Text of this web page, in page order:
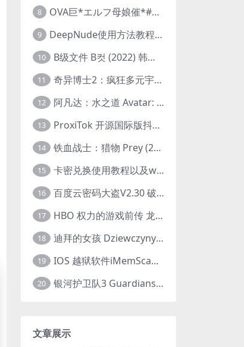
8 OVA巨*エルフ母娘催*#1エルフの国を蹂*する男。汚された女王と姫
9 DeepNude使用方法教程FAQ
10 B级文件 B컷 (2022) 韩国大尺度剧情电影 1080P 中字
11 奇异博士2：疯狂多元宇宙 Doctor Strange in the Multiverse of Madness (2022) 高清版1080p
12 阿凡达：水之道 Avatar: The Way of Water (2022) 1080p 2k 4k 中文字幕
13 ProxiTok 开源国际版抖音TikTok网页版 国内网络直连
14 铁血战士：猎物 Prey (2022) 中英字幕 1080P
15 卡密兑换使用教程以及windows使用教程
16 百度云密码大盗V2.30 破解分享链接提取码
17 HBO 权力的游戏前传 龙之家族 House of the Dragon (2022) 中字 1080P 更新4集
18 迪拜的女孩 Dziewczyny z Dubaju (2021) 1080P 中字
19 IOS 越狱软件iMemScan version1.2.6 游戏内存修改器
20 银河护卫队3 Guardians of the Galaxy Vol. 3 (2023)4K高清资源1080p只分享精品
文章展示